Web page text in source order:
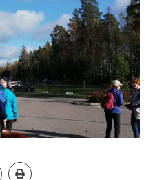
Jaa Print